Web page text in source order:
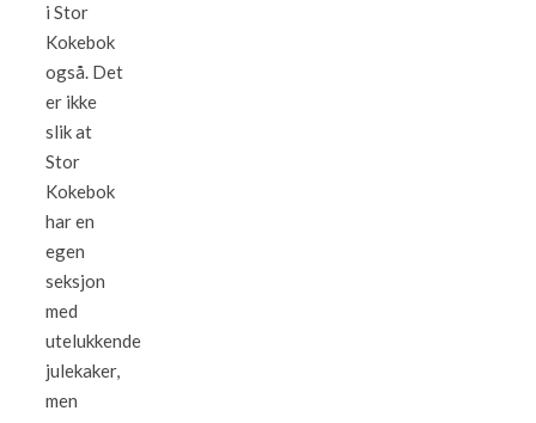
i Stor
Kokebok
også. Det
er ikke
slik at
Stor
Kokebok
har en
egen
seksjon
med
utelukkende
julekaker,
men